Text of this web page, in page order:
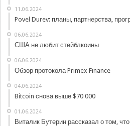
11.06.2024
Povel Durev: планы, партнерства,
06.06.2024
США не любит стейблкоины
06.06.2024
Обзор протокола Primex Finance
04.06.2024
Bitcoin снова выше $70 000
01.06.2024
Виталик Бутерин рассказал о том,